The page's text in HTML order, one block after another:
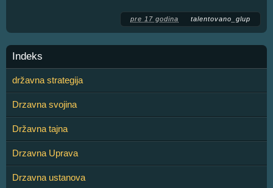
pre 17 godina talentovano_glup
Indeks
državna strategija
Drzavna svojina
Državna tajna
Drzavna Uprava
Drzavna ustanova